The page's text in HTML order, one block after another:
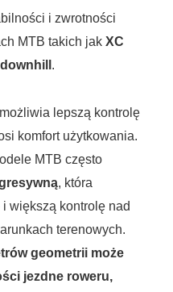
i zwrotności
MTB takich jak XC
downhill .
lepszą kontrolę
komfort użytkowania.
MTB często
, która
większą kontrolę nad
terenowych.
geometrii może
jezdne roweru,